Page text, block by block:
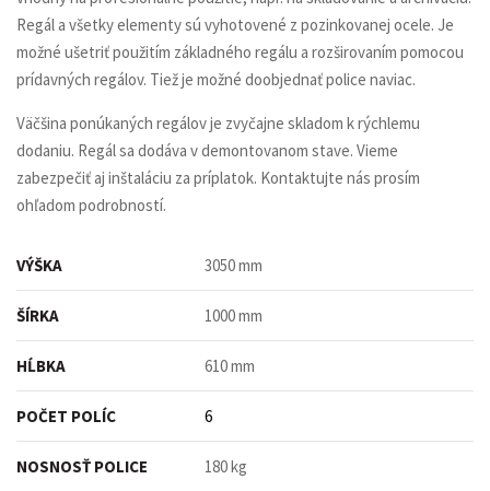
Regál a všetky elementy sú vyhotovené z pozinkovanej ocele. Je
možné ušetriť použitím základného regálu a rozširovaním pomocou
prídavných regálov. Tiež je možné doobjednať police naviac.
Väčšina ponúkaných regálov je zvyčajne skladom k rýchlemu
dodaniu. Regál sa dodáva v demontovanom stave. Vieme
zabezpečiť aj inštaláciu za príplatok. Kontaktujte nás prosím
ohľadom podrobností.
VÝŠKA 3050 mm
ŠÍRKA 1000 mm
HĹBKA 610 mm
POČET POLÍC 6
NOSNOSŤ POLICE 180 kg